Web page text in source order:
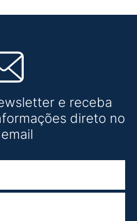
e receba
direto no